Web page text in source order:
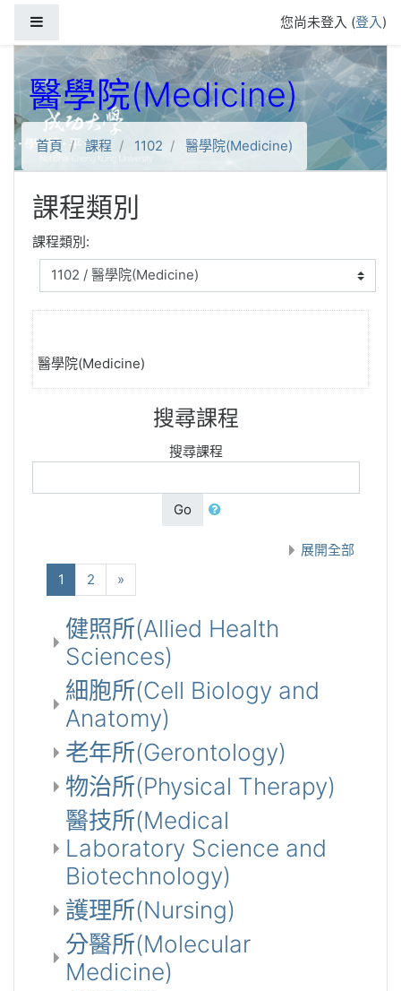
您尚未登入 (登入)
醫學院(Medicine)
首頁 課程 1102 醫學院(Medicine)
課程類別
課程類別:
醫學院(Medicine)
搜尋課程
搜尋課程
Go
展開全部
1 (current)
2 »
健照所(Allied Health
Sciences)
細胞所(Cell Biology and
Anatomy)
老年所(Gerontology)
物治所(Physical Therapy)
醫技所(Medical
Laboratory Science and
Biotechnology)
護理所(Nursing)
分醫所(Molecular
Medicine)